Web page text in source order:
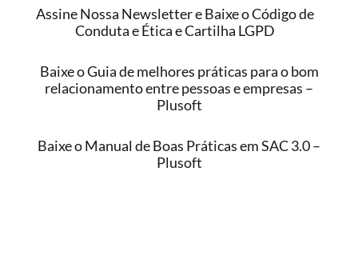
Assine Nossa Newsletter e Baixe o Código de
Conduta e Ética e Cartilha LGPD
Baixe o Guia de melhores práticas para o bom
relacionamento entre pessoas e empresas –
Plusoft
Baixe o Manual de Boas Práticas em SAC 3.0 –
Plusoft